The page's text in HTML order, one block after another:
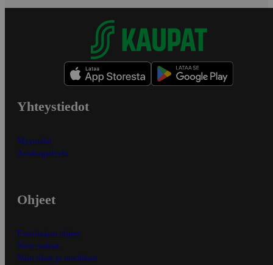
Yhteystiedot
Myymälät
Asiakaspalvelu
Ohjeet
Ensitilaajan ohjeet
Näin maksat
Näin tilaat ja muokkaat